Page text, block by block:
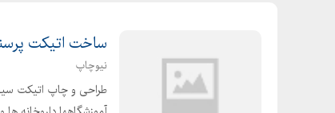
ساخت اتیکت پرسنلی
نیوچاپ
طراحی و چاپ اتیکت سینه